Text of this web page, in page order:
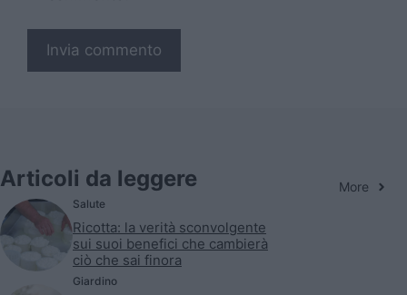
Articoli da leggere More
Salute
Ricotta: la verità sconvolgente
sui suoi benefici che cambierà
ciò che sai finora
Giardino